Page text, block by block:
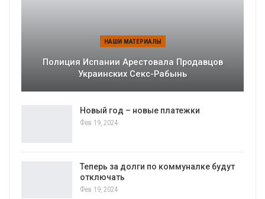
НАШИ МАТЕРИАЛЫ
Полиция Испании Арестовала Продавцов
Украинских Секс-Рабынь
Новый год – новые платежки
Фев 19, 2024
Теперь за долги по коммуналке будут
отключать
Фев 19, 2024